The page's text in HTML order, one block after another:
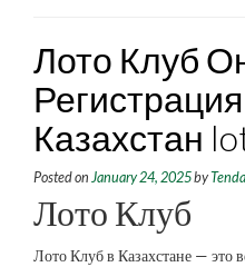
Лото Клуб
Казахстан
Posted on January 24, 2025by
Лото Клуб
Лото Клуб в Казахстане — это